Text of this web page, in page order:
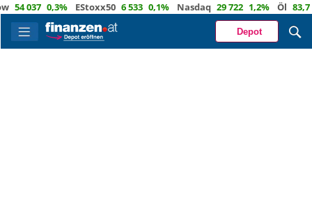
037 0,3% EStoxx50 6 533 0,1% Nasdaq 29 722 1,2% Öl 83,7
Depot